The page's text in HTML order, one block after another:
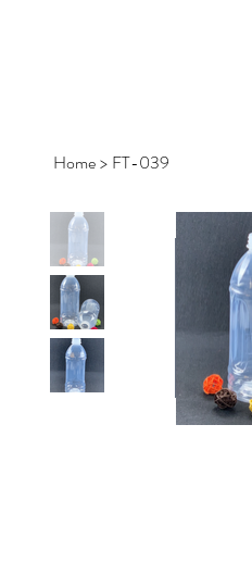
Home> FT-039